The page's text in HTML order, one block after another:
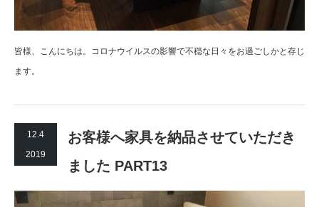
皆様、こんにちは。コロナウイルスの影響で不穏な日々をお過ごしかと存じ
ます。
12.4
2019
お客様へ家具を納品させていただき
ました PART13